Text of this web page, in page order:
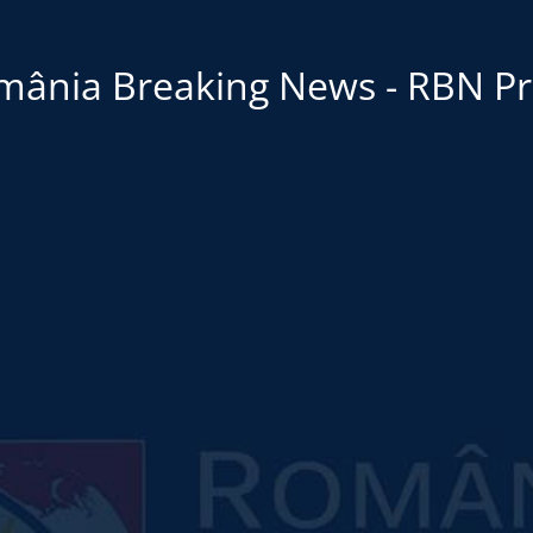
Breaking News - RBN